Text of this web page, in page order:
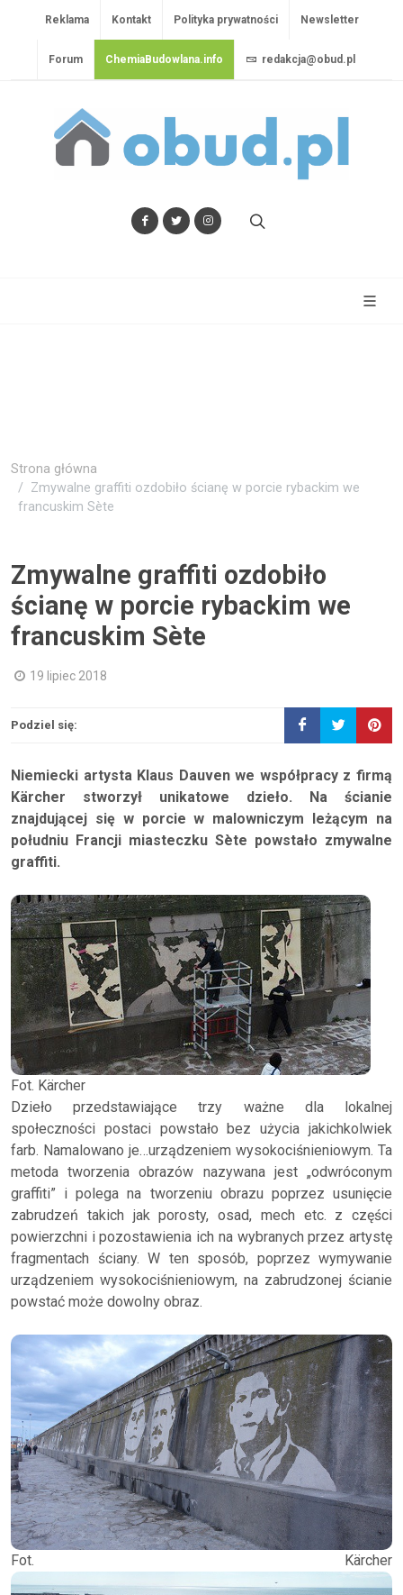
Reklama Kontakt Polityka prywatności Newsletter
Forum ChemiaBudowlana.info redakcja@obud.pl
Strona główna
Zmywalne graffiti ozdobiło ścianę w porcie rybackim we
francuskim Sète
Zmywalne graffiti ozdobiło
ścianę w porcie rybackim we
francuskim Sète
19 lipiec 2018
Podziel się:
Niemiecki artysta Klaus Dauven we współpracy z firmą
Kärcher stworzył unikatowe dzieło. Na ścianie
znajdującej się w porcie w malowniczym leżącym na
południu Francji miasteczku Sète powstało zmywalne
graffiti.
Fot. Kärcher
Dzieło przedstawiające trzy ważne dla lokalnej
społeczności postaci powstało bez użycia jakichkolwiek
farb. Namalowano je…urządzeniem wysokociśnieniowym. Ta
metoda tworzenia obrazów nazywana jest „odwróconym
graffiti” i polega na tworzeniu obrazu poprzez usunięcie
zabrudzeń takich jak porosty, osad, mech etc. z części
powierzchni i pozostawienia ich na wybranych przez artystę
fragmentach ściany. W ten sposób, poprzez wymywanie
urządzeniem wysokociśnieniowym, na zabrudzonej ścianie
powstać może dowolny obraz.
Fot. Kärcher